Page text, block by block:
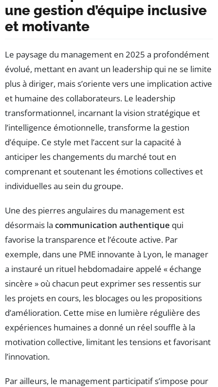
une gestion d’équipe inclusive
et motivante
Le paysage du management en 2025 a profondément
évolué, mettant en avant un leadership qui ne se limite
plus à diriger, mais s’oriente vers une implication active
et humaine des collaborateurs. Le leadership
transformationnel, incarnant la vision stratégique et
l’intelligence émotionnelle, transforme la gestion
d’équipe. Ce style met l’accent sur la capacité à
anticiper les changements du marché tout en
comprenant et soutenant les émotions collectives et
individuelles au sein du groupe.
Une des pierres angulaires du management est
désormais la communication authentique qui
favorise la transparence et l’écoute active. Par
exemple, dans une PME innovante à Lyon, le manager
a instauré un rituel hebdomadaire appelé « échange
sincère » où chacun peut exprimer ses ressentis sur
les projets en cours, les blocages ou les propositions
d’amélioration. Cette mise en lumière régulière des
expériences humaines a donné un réel souffle à la
motivation collective, limitant les tensions et favorisant
l’innovation.
Par ailleurs, le management participatif s’impose pour